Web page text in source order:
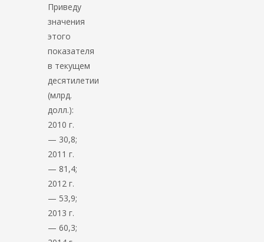
Приведу
значения
этого
показателя
в текущем
десятилетии
(млрд.
долл.):
2010 г.
— 30,8;
2011 г.
— 81,4;
2012 г.
— 53,9;
2013 г.
— 60,3;